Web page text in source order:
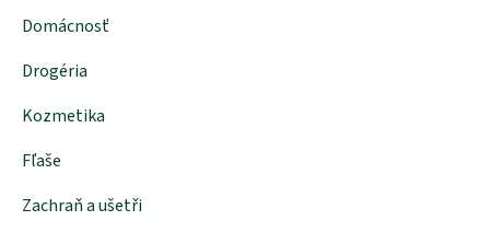
Domácnosť
Drogéria
Kozmetika
Fľaše
Zachraň a ušetři